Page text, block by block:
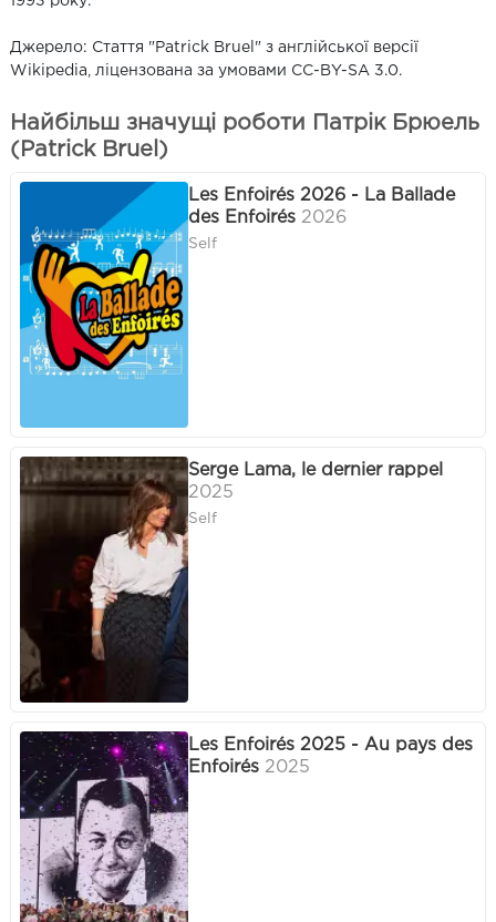
Джерело: Стаття "Patrick Bruel" з англійської версії
Wikipedia, ліцензована за умовами CC-BY-SA 3.0.
Найбільш значущі роботи Патрік Брюель
(Patrick Bruel)
Les Enfoirés 2026 - La Ballade
des Enfoirés 2026
Self
Serge Lama, le dernier rappel
2025
Self
Les Enfoirés 2025 - Au pays des
Enfoirés 2025